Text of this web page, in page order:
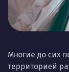
Многие до сих
территорией